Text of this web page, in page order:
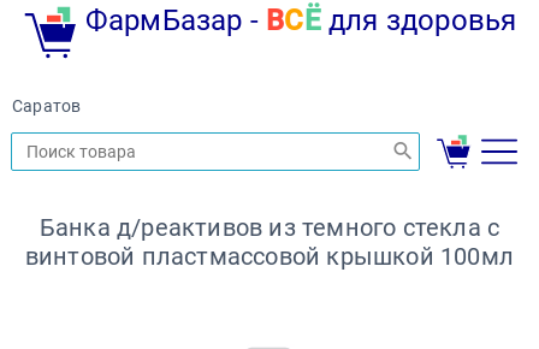
ФармБазар - ВС Ёдля здоровья
Саратов
Банка д/реактивов из темного стекла с
винтовой пластмассовой крышкой 100мл